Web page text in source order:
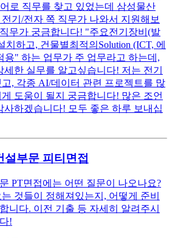
로 직무를 찾고 있었는데 삼성물산
기/전자 쪽 직무가 나와서 지원해보
무가 궁금합니다! "주요전기장비(발
치하고, 건물별최적의Solution (ICT, 에
용" 하는 업무가 주 업무라고 하는데,
세한 실무를 알고싶습니다! 저는 전기
, 각종 AI/데이터 관련 프로젝트를 많
도움이 될지 궁금합니다! 많은 조언
사하겠습니다! 모두 좋은 하루 보내십
설부문 피티면접
PT면접에는 어떤 질문이 나오나요?
것들이 정해져있는지, 어떻게 준비
니다. 이전 기출 등 자세히 알려주시
!